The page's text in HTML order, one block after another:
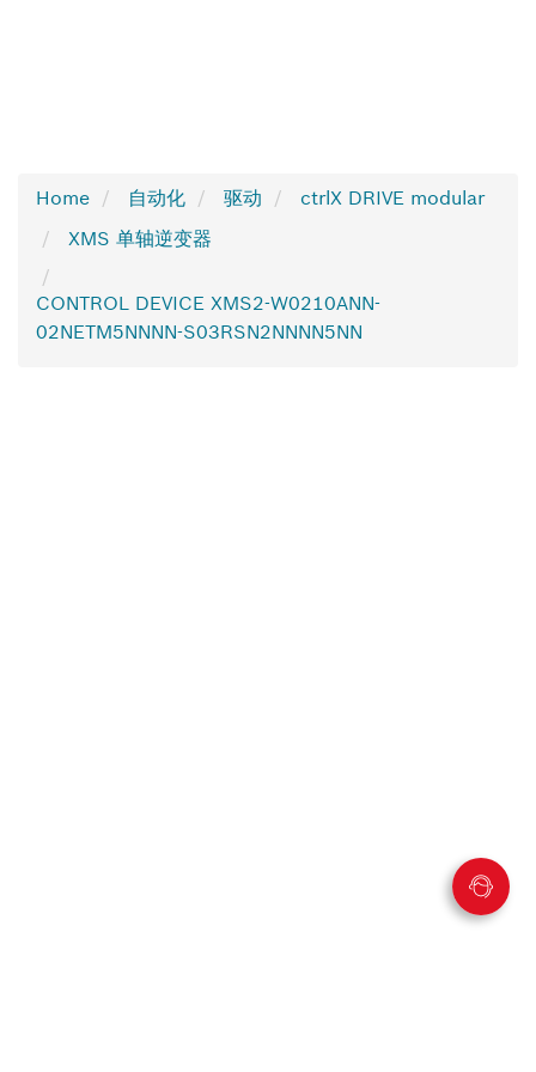
Home 自动化 驱动
ctrlX DRIVE modular
XMS 单轴逆变器
CONTROL DEVICE XMS2-W0210ANN-
02NETM5NNNN-S03RSN2NNNN5NN